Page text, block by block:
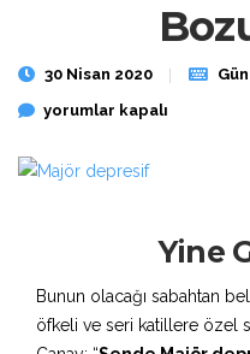
30 Nisan 2020
Melankolik Bir Piç
yorumlar kapalı
Yine
Bunun olacağı sabahtan
öfkeli ve seri katillere özel